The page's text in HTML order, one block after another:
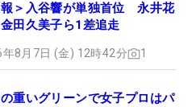
報＞入谷響が単独首位 永井花
田久美子ら1差追走
年8月7日 (金) 12時42分 1
重いグリーンで女子プロはパ